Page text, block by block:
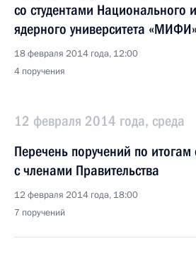
со студентами Национального
ядерного университета «МИФИ»
18 февраля 2014 года, 12:00
4 поручения
12 февраля 2014 года, среда
Перечень поручений по
с членами Правительства
12 февраля 2014 года, 18:00
7 поручений